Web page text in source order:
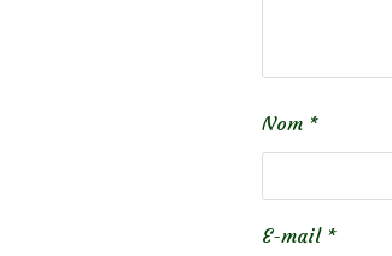
Nom *
E-mail *